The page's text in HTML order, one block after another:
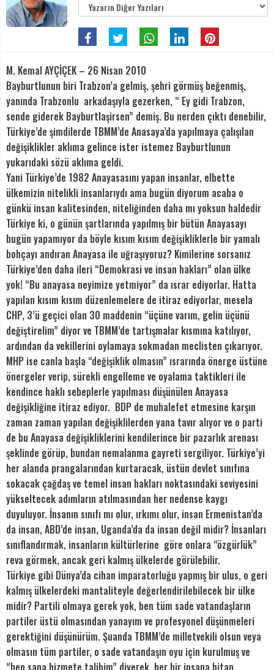
M. Kemal AYÇİÇEK – 26 Nisan 2010
Bayburtlunun biri Trabzon’a gelmiş, şehri görmüş beğenmiş,
yanında Trabzonlu arkadaşıyla gezerken, “ Ey gidi Trabzon,
sende giderek Bayburtlaşirsen” demiş. Bu nerden çıktı denebilir,
Türkiye’de şimdilerde TBMM’de Anasaya’da yapılmaya çalışılan
değişiklikler aklıma gelince ister istemez Bayburtlunun
yukarıdaki sözü aklıma geldi.
Yani Türkiye’de 1982 Anayasasını yapan insanlar, elbette
ülkemizin nitelikli insanlarıydı ama bugün diyorum acaba o
günkü insan kalitesinden, niteliğinden daha mı yoksun haldedir
Türkiye ki, o günün şartlarında yapılmış bir bütün Anayasayı
bugün yapamıyor da böyle kısım kısım değişikliklerle bir yamalı
bohçayı andıran Anayasa ile uğraşıyoruz? Kimilerine sorsanız
Türkiye’den daha ileri “Demokrasi ve insan hakları” olan ülke
yok! “Bu anayasa neyimize yetmiyor” da ısrar ediyorlar. Hatta
yapılan kısım kısım düzenlemelere de itiraz ediyorlar, mesela
CHP, 3’ü geçici olan 30 maddenin “üçüne varım, gelin üçünü
değiştirelim” diyor ve TBMM’de tartışmalar kısmına katılıyor,
ardından da vekillerini oylamaya sokmadan meclisten çıkarıyor.
MHP ise canla başla “değişiklik olmasın” ısrarında önerge üstüne
önergeler verip, sürekli engelleme ve oyalama taktikleri ile
kendince haklı sebeplerle yapılması düşünülen Anayasa
değişikliğine itiraz ediyor. BDP de muhalefet etmesine karşın
zaman zaman yapılan değişiklilerden yana tavır alıyor ve o parti
de bu Anayasa değişikliklerini kendilerince bir pazarlık arenası
şeklinde görüp, bundan nemalanma gayreti sergiliyor. Türkiye’yi
her alanda prangalarından kurtaracak, üstün devlet sınıfına
sokacak çağdaş ve temel insan hakları noktasındaki seviyesini
yükseltecek adımların atılmasından her nedense kaygı
duyuluyor. İnsanın sınıfı mı olur, ırkımı olur, insan Ermenistan’da
da insan, ABD’de insan, Uganda’da da insan değil midir? İnsanları
sınıflandırmak, insanların kültürlerine göre onlara “özgürlük”
reva görmek, ancak geri kalmış ülkelerde görülebilir.
Türkiye gibi Dünya’da cihan imparatorluğu yapmış bir ulus, o geri
kalmış ülkelerdeki mantaliteyle değerlendirilebilecek bir ülke
midir? Partili olmaya gerek yok, ben tüm sade vatandaşların
partiler üstü olmasından yanayım ve profesyonel düşünmeleri
gerektiğini düşünürüm. Şuanda TBMM’de milletvekili olsun veya
olmasın tüm partiler, o sade vatandaşın oyu için kurulmuş ve
“ben sana hizmete talibim” diyerek, her bir insana hitap